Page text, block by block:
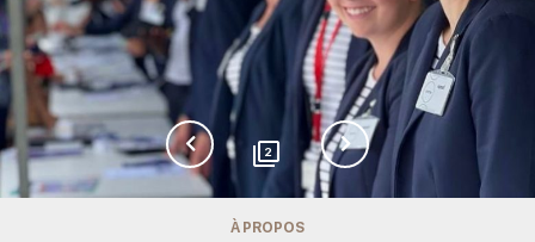
2
À PROPOS